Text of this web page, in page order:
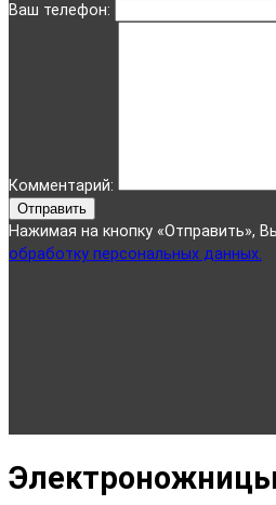
Ваш телефон:
Комментарий:
Отправить
Нажимая на кнопку «Отправить»,
обработку персональных данных.
Электроножницы